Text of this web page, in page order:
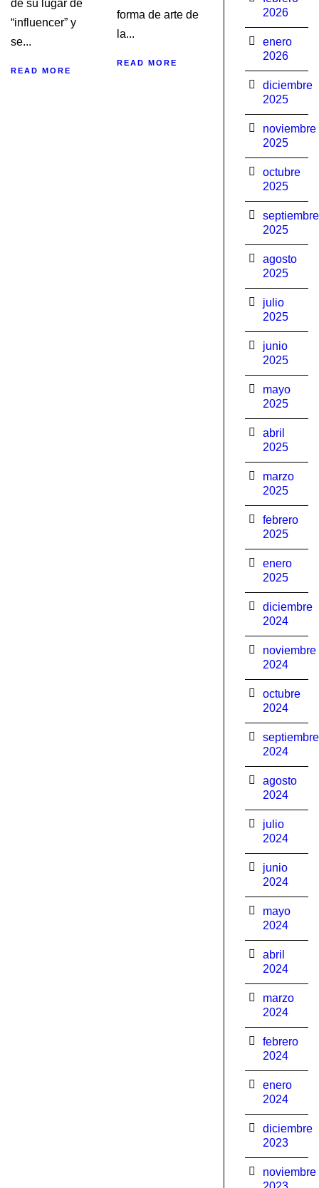
de su lugar de
“influencer” y
se...
READ MORE
forma de arte de
la...
READ MORE
2026
enero
2026
diciembre
2025
noviembre
2025
octubre
2025
septiembre
2025
agosto
2025
julio
2025
junio
2025
mayo
2025
abril
2025
marzo
2025
febrero
2025
enero
2025
diciembre
2024
noviembre
2024
octubre
2024
septiembre
2024
agosto
2024
julio
2024
junio
2024
mayo
2024
abril
2024
marzo
2024
febrero
2024
enero
2024
diciembre
2023
noviembre